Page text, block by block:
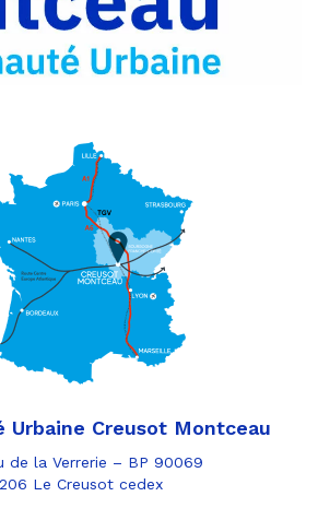
Urbaine Creusot Montceau
de la Verrerie – BP 90069
Le Creusot cedex